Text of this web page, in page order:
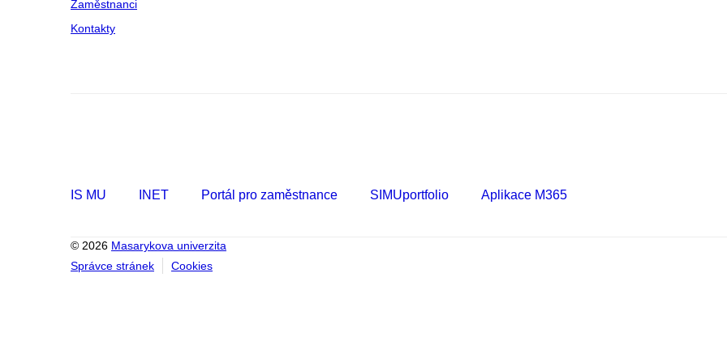
Zaměstnanci
Kontakty
IS MU INET Portál pro zaměstnance SIMUportfolio Aplikace M365
© 2026 Masarykova univerzita
Správce stránek
Cookies